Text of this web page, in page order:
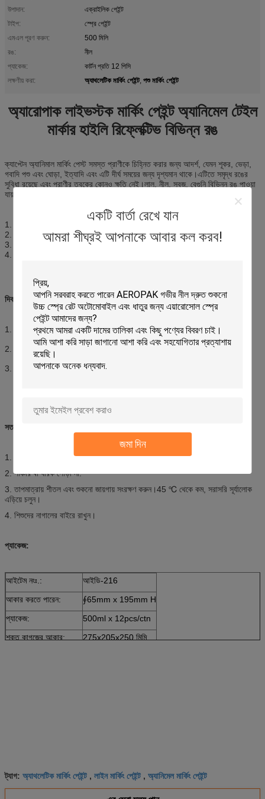
একটি বার্তা রেখে যান
আমরা শীঘ্রই আপনাকে আবার কল করব!
জমা দিন
উপাদান:
এক্রাইলিক পেইন্ট
টাইপ:
স্প্রে পেইন্ট
এমএল পূরণ করুন:
500 মিলি
রঙ:
নীল
প্যাকেজ:
কার্টন প্রতি 12 পিসি
লক্ষণীয় করা:
অ্যাথলেটিক মার্কিং পেইন্ট, পশু মার্কিং পেইন্ট
অ্যারোপাক লাইভস্টক মার্কিং পেইন্ট অ্যানিমেল টেইল
মার্কার হাইলি রিফ্লেক্টিভ বিভিন্ন রঙ
ক্যাপ্টেন অ্যানিমাল মার্কিং পেস্ট সমস্ত প্রাণীকে চিহ্নিত করার জন্য আদর্শ, যেমন শূকর, ভেড়া,
গবাদি পশু এবং ঘোড়া, ইত্যাদি এবং এটি দীর্ঘ সময়ের জন্য দৃশ্যমান থাকে।এটিতে সমৃদ্ধ রঙের
সুবিধা রয়েছে এবং প্রাণীর ত্বকের কোনও ক্ষতি নেই।লাল, নীল, সবুজ, বেগুনি বিভিন্ন রঙ পাওয়া
যায়।
1. ISO&CE কারখানা
2. ভাল আনুগত্য
3. অত্যন্ত প্রতিফলিত
4. শক্তিশালী আবহাওয়া প্রতিরোধের
দিকনির্দেশ:
1. ব্যবহার করার আগে ক্যানটি ভালভাবে ঝাঁকান
2. চিহ্নিত করার জন্য পৃষ্ঠের উপরে 4-10 ইঞ্চি ধরে রাখতে পারেন;
3. প্রতিটি ব্যবহারের পরে 2-3 সেকেন্ডের জন্য উল্টো স্প্রে করে ভালভ পরিষ্কার করুন।
সতর্কতা:
1. তাপ, শিখা, স্ফুলিঙ্গ এবং ইগনিশনের অন্য কোন উৎস থেকে দূরে রাখুন।
2. পাঞ্চার বা ধারক পোড়া না.
3. তাপমাত্রায় শীতল এবং শুকনো জায়গায় সংরক্ষণ করুন।45 ℃ থেকে কম, সরাসরি সূর্যালোক
এড়িয়ে চলুন।
4. শিশুদের নাগালের বাইরে রাখুন।
প্যাকেজ:
আইটেম নংঃ.:
আইডি-216
আকার করতে পারেন:
∮65mm x 195mm H
প্যাকেজ:
500ml x 12pcs/ctn
শক্ত কাগজের আকার:
275x205x250 মিমি
ট্যাগ: অ্যাথলেটিক মার্কিং পেইন্ট , লাইন মার্কিং পেইন্ট , অ্যানিমেল মার্কিং পেইন্ট